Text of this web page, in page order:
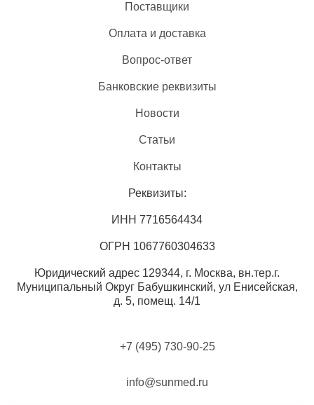
Поставщики
Оплата и доставка
Вопрос-ответ
Банковские реквизиты
Новости
Статьи
Контакты
Реквизиты:
ИНН 7716564434
ОГРН 1067760304633
Юридический адрес 129344, г. Москва, вн.тер.г.
Муниципальный Округ Бабушкинский, ул Енисейская,
д. 5, помещ. 14/1
+7 (495) 730-90-25
info@sunmed.ru